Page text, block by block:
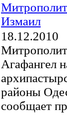
Измаил
18.12.2010
Агафангел
районы
сообщает